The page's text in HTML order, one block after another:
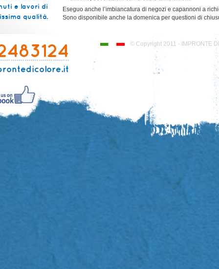
e lavori di
qualità.
Eseguo anche l’imbiancatura di negozi e capannoni a
Sono disponibile anche la domenica per questioni di
© Copyright 2011 - IMPRONTE